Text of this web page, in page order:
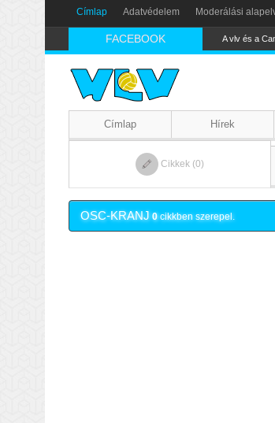
Címlap Adatvédelem Moderálási
FACEBOOK A vlv és a
Címlap Hírek
Cikkek (0)
OSC-KRANJ 0cikkben szerepel.